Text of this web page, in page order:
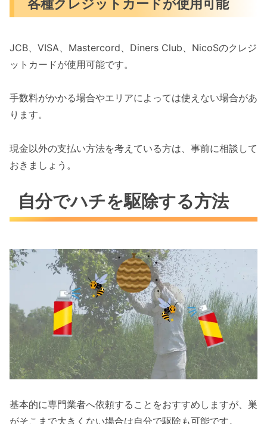
各種クレジットカードが使用可能
JCB、VISA、Mastercord、Diners Club、NicoSのクレジ
ットカードが使用可能です。
手数料がかかる場合やエリアによっては使えない場合があ
ります。
現金以外の支払い方法を考えている方は、事前に相談して
おきましょう。
自分でハチを駆除する方法
基本的に専門業者へ依頼することをおすすめしますが、巣
がそこまで大きくない場合は自分で駆除も可能です。